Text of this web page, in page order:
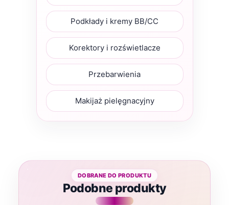
Podkłady i kremy BB/CC
Korektory i rozświetlacze
Przebarwienia
Makijaż pielęgnacyjny
Podobne produkty